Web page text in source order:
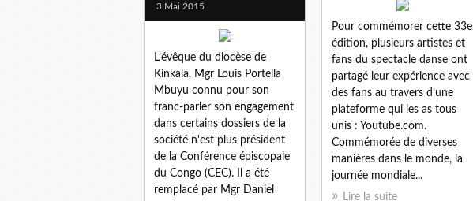
Pour commémorer cette 33e
édition, plusieurs artistes et
fans du spectacle danse ont
partagé leur expérience avec
des fans au travers d’une
plateforme qui les as tous
unis : Youtube.com.
Commémorée de diverses
manières dans le monde, la
journée mondiale...
Lire la suite
3 Mai 2015
L’évêque du diocèse de
Kinkala, Mgr Louis Portella
Mbuyu connu pour son
franc-parler son engagement
dans certains dossiers de la
société n'est plus président
de la Conférence épiscopale
du Congo (CEC). Il a été
remplacé par Mgr Daniel